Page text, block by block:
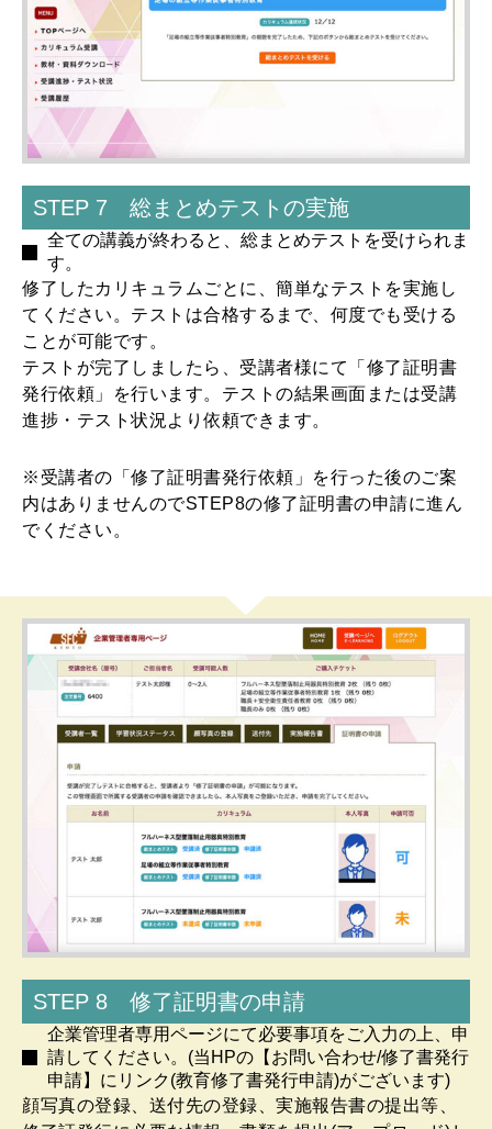
STEP 7 総まとめテストの実施
全ての講義が終わると、総まとめテストを受けられま
す。
修了したカリキュラムごとに、簡単なテストを実施し
てください。テストは合格するまで、何度でも受ける
ことが可能です。
テストが完了しましたら、受講者様にて「修了証明書
発行依頼」を行います。テストの結果画面または受講
進捗・テスト状況より依頼できます。
※受講者の「修了証明書発行依頼」を行った後のご案
内はありませんのでSTEP8の修了証明書の申請に進ん
でください。
STEP 8 修了証明書の申請
企業管理者専用ページにて必要事項をご入力の上、申
請してください。(当HPの【お問い合わせ/修了書発行
申請】にリンク(教育修了書発行申請)がございます)
顔写真の登録、送付先の登録、実施報告書の提出等、